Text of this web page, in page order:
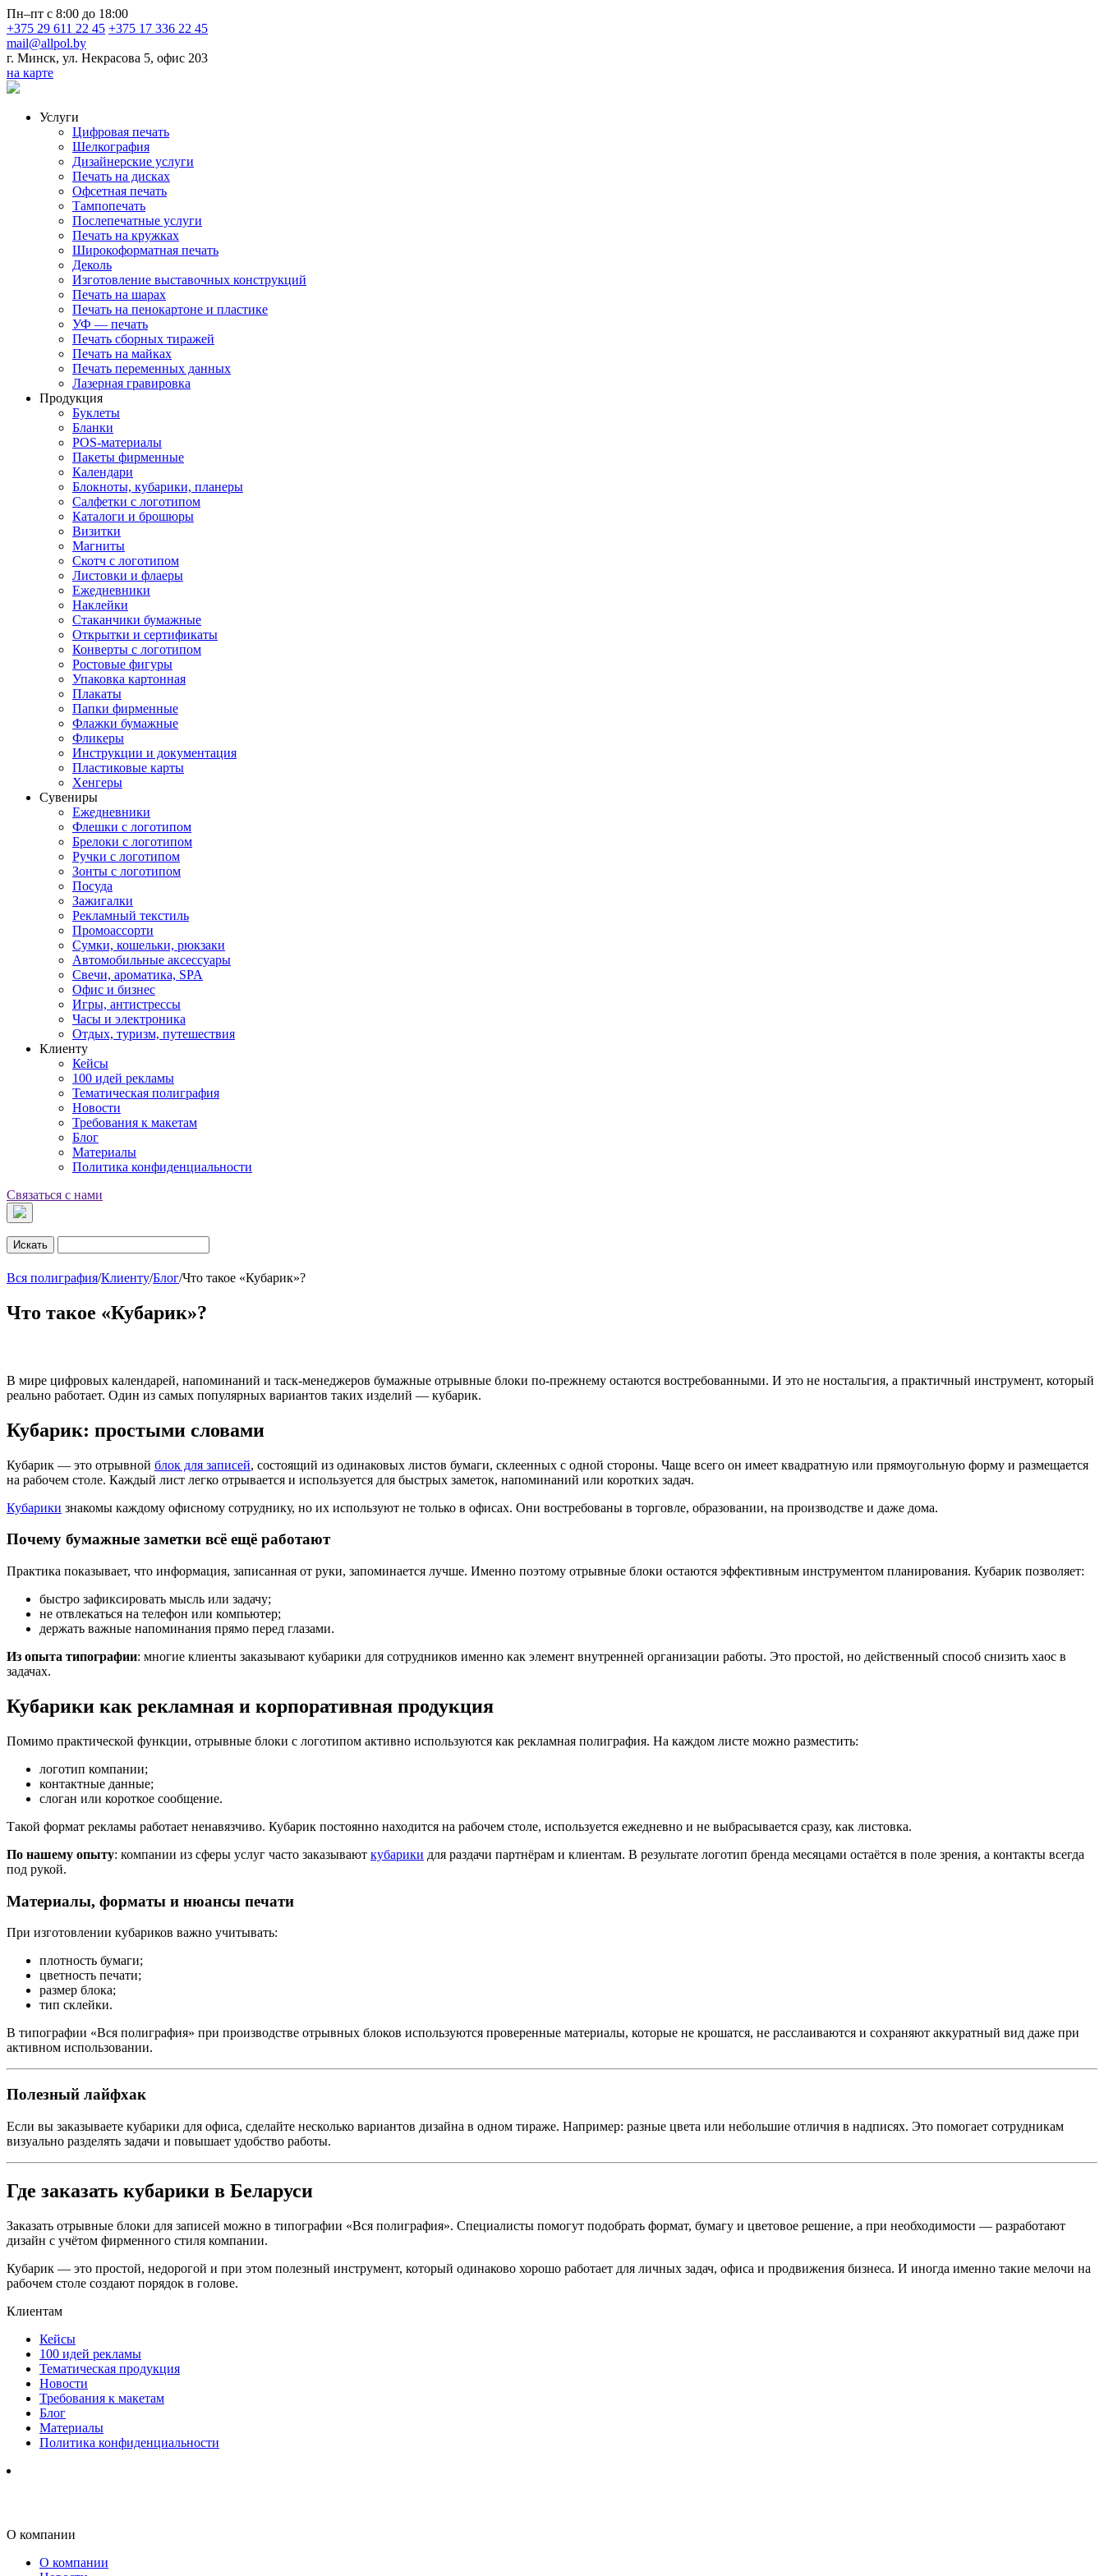
Пн–пт с 8:00 до 18:00
+375 29 611 22 45 +375 17 336 22 45
mail@allpol.by
г. Минск, ул. Некрасова 5, офис 203
на карте
Услуги
Цифровая печать
Шелкография
Дизайнерские услуги
Печать на дисках
Офсетная печать
Тампопечать
Послепечатные услуги
Печать на кружках
Широкоформатная печать
Деколь
Изготовление выставочных конструкций
Печать на шарах
Печать на пенокартоне и пластике
УФ — печать
Печать сборных тиражей
Печать на майках
Печать переменных данных
Лазерная гравировка
Продукция
Буклеты
Бланки
POS-материалы
Пакеты фирменные
Календари
Блокноты, кубарики, планеры
Салфетки с логотипом
Каталоги и брошюры
Визитки
Магниты
Скотч с логотипом
Листовки и флаеры
Ежедневники
Наклейки
Стаканчики бумажные
Открытки и сертификаты
Конверты с логотипом
Ростовые фигуры
Упаковка картонная
Плакаты
Папки фирменные
Флажки бумажные
Фликеры
Инструкции и документация
Пластиковые карты
Хенгеры
Сувениры
Ежедневники
Флешки с логотипом
Брелоки с логотипом
Ручки с логотипом
Зонты с логотипом
Посуда
Зажигалки
Рекламный текстиль
Промоассорти
Сумки, кошельки, рюкзаки
Автомобильные аксессуары
Свечи, ароматика, SPA
Офис и бизнес
Игры, антистрессы
Часы и электроника
Отдых, туризм, путешествия
Клиенту
Кейсы
100 идей рекламы
Тематическая полиграфия
Новости
Требования к макетам
Блог
Материалы
Политика конфиденциальности
Связаться с нами
Искать
Вся полиграфия/Клиенту/Блог/Что такое «Кубарик»?
Что такое «Кубарик»?
В мире цифровых календарей, напоминаний и таск-менеджеров бумажные отрывные блоки по-прежнему остаются востребованными. И это не ностальгия, а практичный инструмент, который
реально работает. Один из самых популярных вариантов таких изделий — кубарик.
Кубарик: простыми словами
Кубарик — это отрывной блок для записей, состоящий из одинаковых листов бумаги, склеенных с одной стороны. Чаще всего он имеет квадратную или прямоугольную форму и размещается
на рабочем столе. Каждый лист легко отрывается и используется для быстрых заметок, напоминаний или коротких задач.
Кубарики знакомы каждому офисному сотруднику, но их используют не только в офисах. Они востребованы в торговле, образовании, на производстве и даже дома.
Почему бумажные заметки всё ещё работают
Практика показывает, что информация, записанная от руки, запоминается лучше. Именно поэтому отрывные блоки остаются эффективным инструментом планирования. Кубарик позволяет:
быстро зафиксировать мысль или задачу;
не отвлекаться на телефон или компьютер;
держать важные напоминания прямо перед глазами.
Из опыта типографии: многие клиенты заказывают кубарики для сотрудников именно как элемент внутренней организации работы. Это простой, но действенный способ снизить хаос в
задачах.
Кубарики как рекламная и корпоративная продукция
Помимо практической функции, отрывные блоки с логотипом активно используются как рекламная полиграфия. На каждом листе можно разместить:
логотип компании;
контактные данные;
слоган или короткое сообщение.
Такой формат рекламы работает ненавязчиво. Кубарик постоянно находится на рабочем столе, используется ежедневно и не выбрасывается сразу, как листовка.
По нашему опыту: компании из сферы услуг часто заказывают кубарики для раздачи партнёрам и клиентам. В результате логотип бренда месяцами остаётся в поле зрения, а контакты всегда
под рукой.
Материалы, форматы и нюансы печати
При изготовлении кубариков важно учитывать:
плотность бумаги;
цветность печати;
размер блока;
тип склейки.
В типографии «Вся полиграфия» при производстве отрывных блоков используются проверенные материалы, которые не крошатся, не расслаиваются и сохраняют аккуратный вид даже при
активном использовании.
Полезный лайфхак
Если вы заказываете кубарики для офиса, сделайте несколько вариантов дизайна в одном тираже. Например: разные цвета или небольшие отличия в надписях. Это помогает сотрудникам
визуально разделять задачи и повышает удобство работы.
Где заказать кубарики в Беларуси
Заказать отрывные блоки для записей можно в типографии «Вся полиграфия». Специалисты помогут подобрать формат, бумагу и цветовое решение, а при необходимости — разработают
дизайн с учётом фирменного стиля компании.
Кубарик — это простой, недорогой и при этом полезный инструмент, который одинаково хорошо работает для личных задач, офиса и продвижения бизнеса. И иногда именно такие мелочи на
рабочем столе создают порядок в голове.
Клиентам
Кейсы
100 идей рекламы
Тематическая продукция
Новости
Требования к макетам
Блог
Материалы
Политика конфиденциальности
О компании
О компании